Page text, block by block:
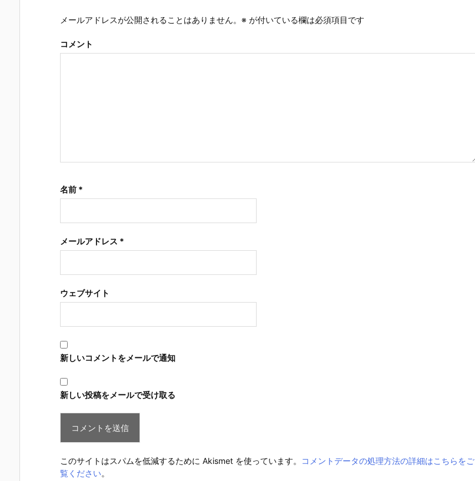
メールアドレスが公開されることはありません。 ※ が付いている欄は必須項目です
コメント
名前 *
メールアドレス *
ウェブサイト
新しいコメントをメールで通知
新しい投稿をメールで受け取る
このサイトはスパムを低減するために Akismet を使っています。
コメントデータの処理方法の詳細はこちらをご
覧ください。